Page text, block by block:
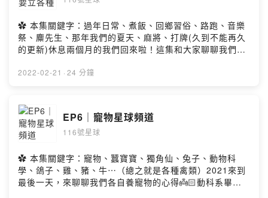
✿ Firstory 留言這邊請：
https://open.firstory.me/user/cku756l46n90k0930o1nj
8vk8/commentsPowered by Firstory Hosting
✿ 本集關鍵字：過年日常、煮飯、回鄉習俗、路跑、音樂
祭、麋先生、那年我們的夏天、麻將、打牌(久到不能再久
的更新)休息兩個月的我們回來啦！這集和大家聊聊我們的
168+早睡早起的阿中 形成強烈對比🌝隨著年紀增長對每次
Kevin MacLeod (incompetech.com)Licensed under
Creative Commons: By Attribution 4.0
Licensehttp://creativecommons.org/licenses/by/4.0/
https://open.firstory.me/story/ckzwqkgoe0frm0912xe
6xtp27?m=commentPowered by Firstory Hosting
2022-02-21 · 24 分鐘
EP6｜寵物星球頻道
116號星球
✿ 本集關鍵字：寵物、蠶寶寶、獨角仙、兔子、動物科
學、鴿子、雞、豬、牛⋯（總之就是各種禽類）2021來到
最後一天，來聊聊我們各自養寵物的心得👼🏻動科系畢業